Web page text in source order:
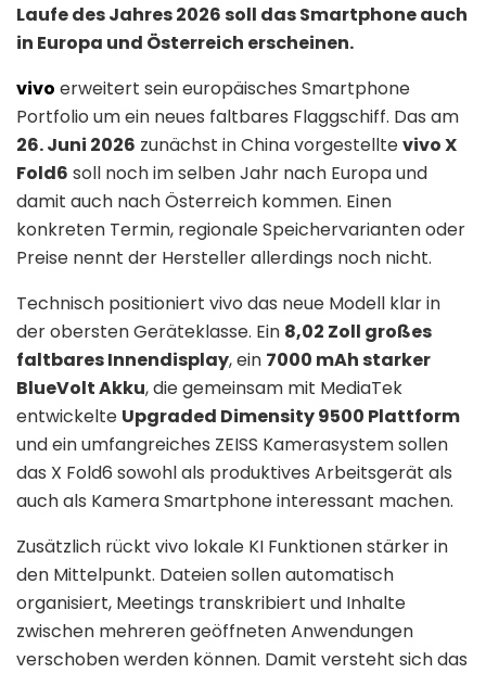
Laufe des Jahres 2026 soll das Smartphone auch
in Europa und Österreich erscheinen.
vivo erweitert sein europäisches Smartphone
Portfolio um ein neues faltbares Flaggschiff. Das am
26. Juni 2026 zunächst in China vorgestelltevivo X
Fold6 soll noch im selben Jahr nach Europa und
damit auch nach Österreich kommen. Einen
konkreten Termin, regionale Speichervarianten oder
Preise nennt der Hersteller allerdings noch nicht.
Technisch positioniert vivo das neue Modell klar in
der obersten Geräteklasse. Ein 8,02 Zoll großes
faltbares Innendisplay, ein 7000 mAh starker
BlueVolt Akku, die gemeinsam mit MediaTek
entwickelte Upgraded Dimensity 9500 Plattform
und ein umfangreiches ZEISS Kamerasystem sollen
das X Fold6 sowohl als produktives Arbeitsgerät als
auch als Kamera Smartphone interessant machen.
Zusätzlich rückt vivo lokale KI Funktionen stärker in
den Mittelpunkt. Dateien sollen automatisch
organisiert, Meetings transkribiert und Inhalte
zwischen mehreren geöffneten Anwendungen
verschoben werden können. Damit versteht sich das